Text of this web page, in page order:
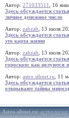
Автор: 271033511
, 16
Здесь обсуждается
личное денежное число
Автор: zabzab , 13 июля
Здесь обсуждается
это карта жизни
Автор: zabzab , 13 июля
Здесь обсуждается
гороскоп: как целуются
Автор: astro.sibnet.ru , 11
Здесь обсуждается
открывают тайны
Astro.sibnet.ru:астрология